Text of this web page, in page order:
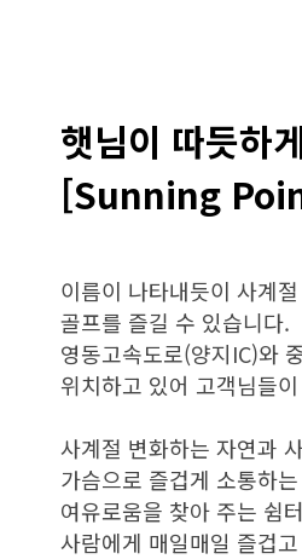
햇님이 따듯하
[Sunning
이름이 나타내듯이 사계
골프를 즐길 수 있습니다.
영동고속도로(양지IC)와
위치하고 있어 고객님들
사계절 변화하는 자연과
가슴으로 즐겁게 소통하
여유로움을 찾아 주는 쉼
사람에게 매일매일 즐겁